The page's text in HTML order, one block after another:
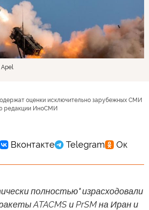
оценки исключительно зарубежных СМИ
редакции ИноСМИ
полностью" израсходовали
ATACMS и PrSM на Иран и